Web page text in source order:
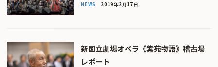
NEWS 2019年2月17日
新国立劇場オペラ《紫苑物語》稽古場
レポート